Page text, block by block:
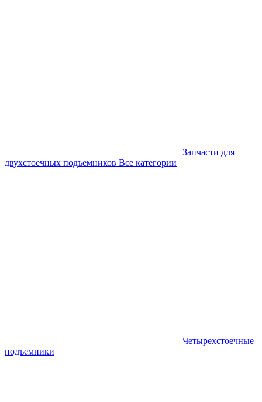
Запчасти для
двухстоечных подъемников Все категории
Четырехстоечные
подъемники